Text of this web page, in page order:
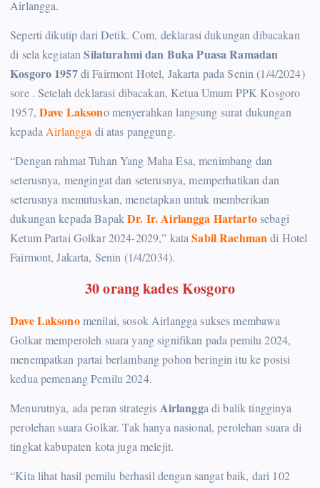
Airlangga.
Seperti dikutip dari Detik. Com, deklarasi dukungan dibacakan
di sela kegiatanSilaturahmi dan Buka Puasa Ramadan
Kosgoro 1957di Fairmont Hotel, Jakarta pada Senin (1/4/2024)
sore . Setelah deklarasi dibacakan, Ketua Umum PPK Kosgoro
1957, Dave Laksono menyerahkan langsung surat dukungan
kepada Airlangga di atas panggung.
“Dengan rahmat Tuhan Yang Maha Esa, menimbang dan
seterusnya, mengingat dan seterusnya, memperhatikan dan
seterusnya memutuskan, menetapkan untuk memberikan
dukungan kepada BapakDr. Ir. Airlangga Hartarto sebagi
Ketum Partai Golkar 2024-2029,” kataSabil Rachmandi Hotel
Fairmont, Jakarta, Senin (1/4/2034).
30 orang kades Kosgoro
Dave Laksonomenilai, sosok Airlangga sukses membawa
Golkar memperoleh suara yang signifikan pada pemilu 2024,
menempatkan partai berlambang pohon beringin itu ke posisi
kedua pemenang Pemilu 2024.
Menurutnya, ada peran strategis Airlangga di balik tingginya
perolehan suara Golkar. Tak hanya nasional, perolehan suara di
tingkat kabupaten kota juga melejit.
“Kita lihat hasil pemilu berhasil dengan sangat baik, dari 102